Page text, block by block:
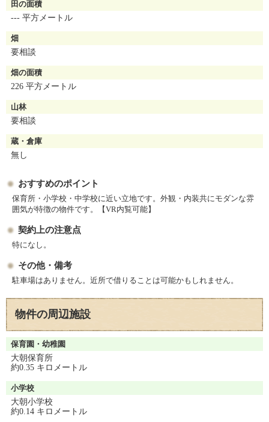
田の面積
--- 平方メートル
畑
要相談
畑の面積
226 平方メートル
山林
要相談
蔵・倉庫
無し
おすすめのポイント
保育所・小学校・中学校に近い立地です。外観・内装共にモダンな雰
囲気が特徴の物件です。【VR内覧可能】
契約上の注意点
特になし。
その他・備考
駐車場はありません。近所で借りることは可能かもしれません。
物件の周辺施設
周辺施設
保育園・幼稚園
大朝保育所
約0.35 キロメートル
小学校
大朝小学校
約0.14 キロメートル